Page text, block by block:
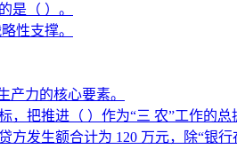
是（ ）。
性支撑。
产力的核心要素。
，把推进（ ）作为“三 农”工作的
发生额合计为 120 万元，除“银